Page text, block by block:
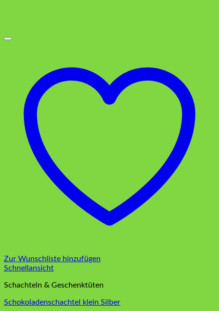
Zur Wunschliste hinzufügen
Schnellansicht
Schachteln & Geschenktüten
Schokoladenschachtel klein Silber